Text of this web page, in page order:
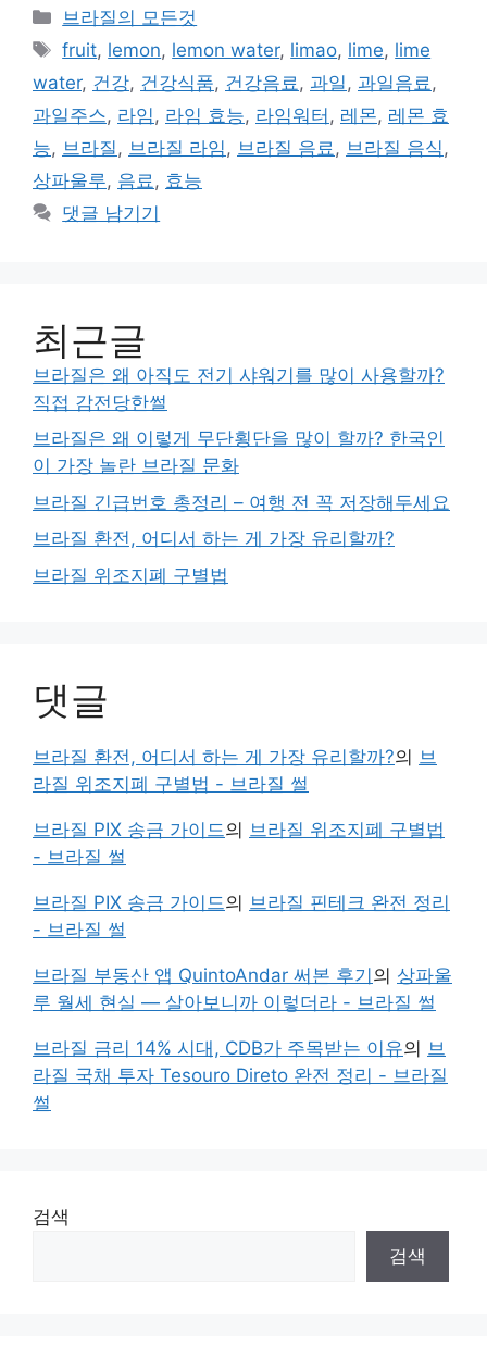
카
테
리
브라질의 모든것
태
그
fruit, lemon, lemon water, limao, lime, lime
water, 건강, 건강식품, 건강음료 , 과일 , 과일음료 ,
과일주스, 라임 , 라임 효능, 라임워터 , 레몬, 레몬 효
능, 브라질 , 브라질 라임 , 브라질 음료 , 브라질 음식 ,
상파울루, 음료 , 효능
댓글 남기기
최근글
브라질은 왜 아직도 전기 샤워기를 많이 사용할까?
직접 감전당한썰
브라질은 왜 이렇게 무단횡단을 많이 할까? 한국인
이 가장 놀란 브라질 문화
브라질 긴급번호 총정리 – 여행 전 꼭 저장해두세요
브라질 환전, 어디서 하는 게 가장 유리할까?
브라질 위조지폐 구별법
댓글
브라질 환전, 어디서 하는 게 가장 유리할까?의 브
라질 위조지폐 구별법 - 브라질 썰
브라질 PIX 송금 가이드의 브라질 위조지폐 구별법
- 브라질 썰
브라질 PIX 송금 가이드의 브라질 핀테크 완전 정리
- 브라질 썰
브라질 부동산 앱 QuintoAndar 써본 후기의 상파울
루 월세 현실 — 살아보니까 이렇더라 - 브라질 썰
브라질 금리 14% 시대, CDB가 주목받는 이유의 브
라질 국채 투자 Tesouro Direto 완전 정리 - 브라질
썰
검색
검색